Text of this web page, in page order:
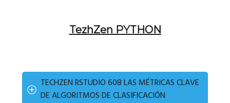
TezhZen PYTHON
TECHZEN RSTUDIO 608 LAS MÉTRICAS CLAVE
DE ALGORITMOS DE CLASIFICACIÓN